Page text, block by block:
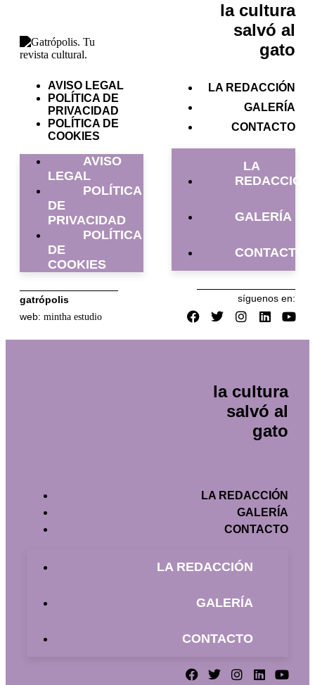
AVISO LEGAL
POLÍTICA DE
PRIVACIDAD
POLÍTICA DE
COOKIES
AVISO
LEGAL
POLÍTICA
DE
PRIVACIDAD
POLÍTICA
DE
COOKIES
gatrópolis
web: mintha estudio
la cultura
salvó al
gato
LA REDACCIÓN
GALERÍA
CONTACTO
LA
REDACCIÓN
GALERÍA
CONTACTO
síguenos en:
la cultura
salvó al
gato
LA REDACCIÓN
GALERÍA
CONTACTO
LA REDACCIÓN
GALERÍA
CONTACTO